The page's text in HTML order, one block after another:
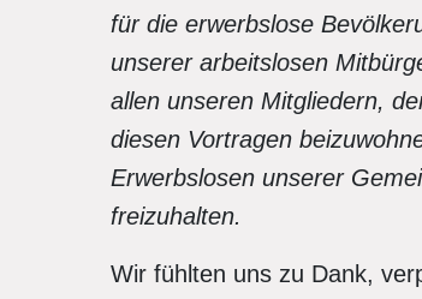
für die erwerbslose
unserer arbeitslosen
allen unseren Mitgliedern,
diesen Vortragen
Erwerbslosen unserer
freizuhalten.
Wir fühlten uns zu Dank,